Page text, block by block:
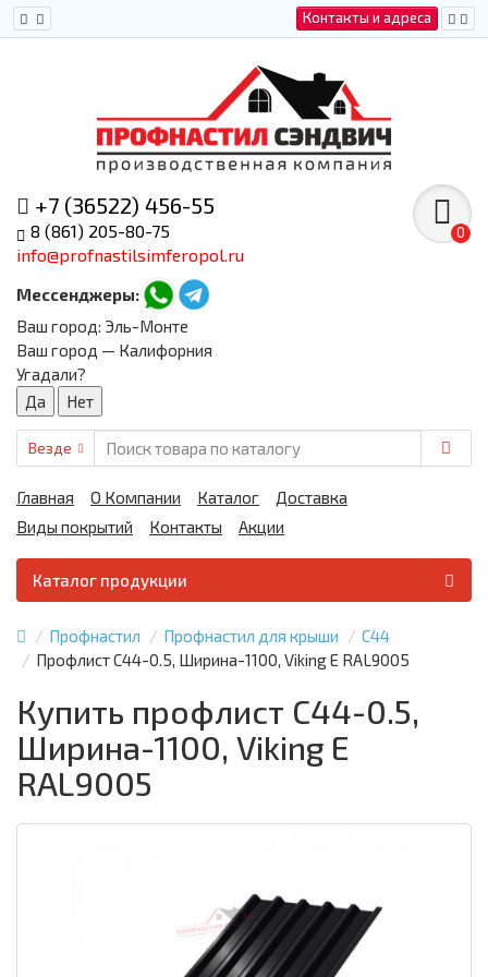
Контакты и адреса
+7 (36522) 456-55
8 (861) 205-80-75
info@profnastilsimferopol.ru
Мессенджеры:
0
Ваш город: Эль-Монте
Ваш город — Калифорния
Угадали?
Везде
Главная О Компании Каталог
Доставка
Виды покрытий
Контакты Акции
Каталог продукции
Профнастил Профнастил для крыши
С44
Профлист С44-0.5, Ширина-1100, Viking Е RAL9005
Купить профлист С44-0.5,
Ширина-1100, Viking Е
RAL9005